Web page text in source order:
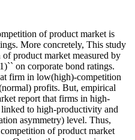
of product market is
More concretely, This study
product market measured by
on corporate bond ratings.
firm in low(high)-competition
profits. But, empirical
report that firms in high-
to high-productivity and
asymmetry) level. Thus,
of product market